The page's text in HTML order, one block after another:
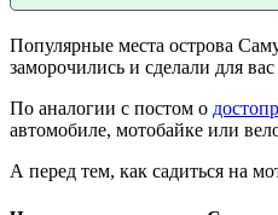
Популярные места острова
заморочились и сделали для
По аналогии с постом о
автомобиле, мотобайке или
А перед тем, как садиться на